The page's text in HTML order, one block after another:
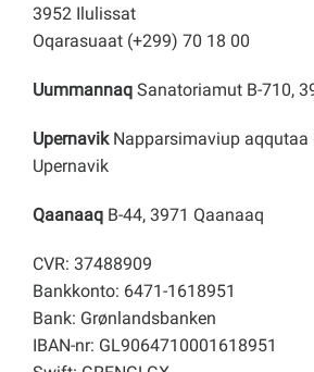
3952 Ilulissat
Oqarasuaat (+299) 70 18 00
Uummannaq Sanatoriamut B-710,
Upernavik Napparsimaviup aqqutaa
Upernavik
Qaanaaq B-44, 3971 Qaanaaq
CVR: 37488909
Bankkonto: 6471-1618951
Bank: Grønlandsbanken
IBAN-nr: GL9064710001618951